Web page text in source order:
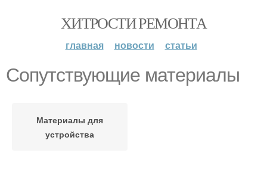
ХИТРОСТИ РЕМОНТА
главная новости статьи
Сопутствующие материалы
Материалы для
устройства